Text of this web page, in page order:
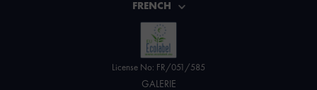
FRENCH
License No: FR/051/585
GALERIE